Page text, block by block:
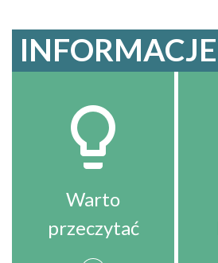
INFORMACJE
Warto
przeczytać